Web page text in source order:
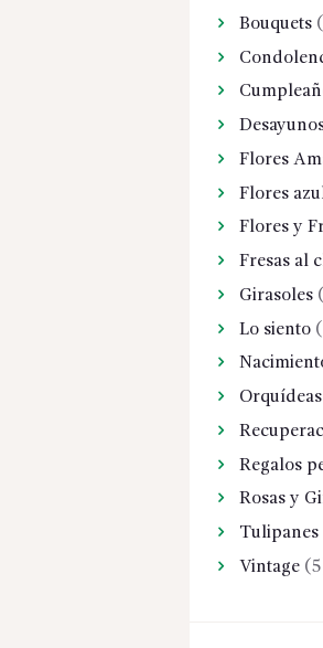
Bouquets
Flores
Flores
Flores y
Fresas al
Girasoles
Lo siento
Orquídeas
Regalos
Rosas y
Tulipanes
Vintage